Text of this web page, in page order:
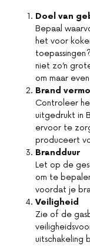
Doel van
Bepaal
het voor
niet zo’n
om maar
Brand
Controleer
uitgedrukt in
ervoor te
produceert
Brandduur
Let op de
om te
voordat je
Veiligheid
Zie of de
uitschakeling